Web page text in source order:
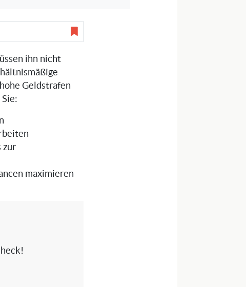
ihn nicht
Geldstrafen
zur
maximieren